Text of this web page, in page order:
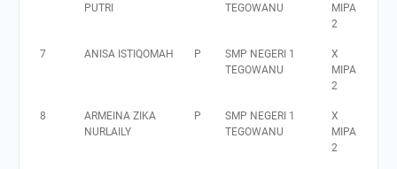
PUTRI
TEGOWANU
MIPA
2
7 ANISA ISTIQOMAH P
SMP NEGERI 1
TEGOWANU
X
MIPA
2
8
ARMEINA ZIKA
NURLAILY
P
SMP NEGERI 1
TEGOWANU
X
MIPA
2